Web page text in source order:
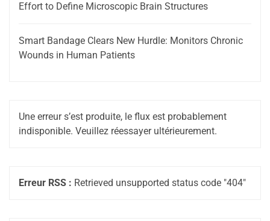
Effort to Define Microscopic Brain Structures
Smart Bandage Clears New Hurdle: Monitors Chronic
Wounds in Human Patients
Une erreur s’est produite, le flux est probablement
indisponible. Veuillez réessayer ultérieurement.
Erreur RSS : Retrieved unsupported status code "404"